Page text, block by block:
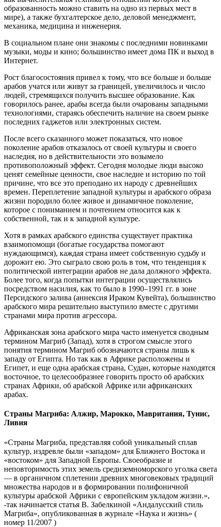
образованность можно ставить на одно из первых мест в
мире), а также бухгалтерское дело, деловой менеджмент,
механика, медицина и инженерия.
В социальном плане они знакомы с последними новинками
музыки, моды и кино; большинство имеет дома ПК и выход в
Интернет.
Рост благосостояния привел к тому, что все больше и больше
арабов учатся или живут за границей, увеличилось и число
людей, стремящихся получить высшее образование. Как
говорилось ранее, арабы всегда были очарованы западными
технологиями, стараясь обеспечить наличие на своем рынке
последних гаджетов или электронных систем.
После всего сказанного может показаться, что новое
поколение арабов отказалось от своей культуры и своего
наследия, но в действительности это возымело
противоположный эффект. Сегодня молодые люди высоко
ценят семейные ценности, свое наследие и историю по той
причине, что все это преподано их народу с древнейших
времен. Переплетение западной культуры и арабского образа
жизни породило более живое и динамичное поколение,
которое с пониманием и почтением относится как к
собственной, так и к западной культуре.
Хотя в рамках арабского единства существует практика
взаимопомощи (богатые государства помогают
нуждающимся), каждая страна имеет собственную судьбу и
дорожит ею. Это сыграло свою роль в том, что тенденция к
политической интеграции арабов не дала должного эффекта.
Более того, когда попытки интеграции осуществлялись
посредством насилия, как то было в 1990–1991 гг. в зоне
Персидского залива (аннексия Ираком Кувейта), большинство
арабского мира решительно выступило вместе с другими
странами мира против агрессора.
Африканская зона арабского мира часто именуется сводным
термином Магриб (Запад), хотя в строгом смысле этого
понятия термином Магриб обозначаются страны лишь к
западу от Египта. Но так как в Африке расположены и
Египет, и еще одна арабская страна, Судан, которые находятся
восточное, то целесообразнее говорить просто об арабских
странах Африки, об арабской Африке или африканских
арабах.
Страны Магриба: Алжир, Марокко, Мавритания, Тунис,
Ливия
«Страны Магриба, представляя собой уникальный сплав
культур, издревле были «западом» для Ближнего Востока и
«востоком» для Западной Европы. Своеобразие и
неповторимость этих земель средиземноморского уголка света
— в органичном сплетении древних многовековых традиций
множества народов и в формировании полифоничной
культуры арабской Африки с европейским укладом жизни.»,
-так начинается статья В. Забелкиной «Андалусский стиль
Магриба», опубликованная в журнале «Наука и жизнь» (
номер 11/2007 )